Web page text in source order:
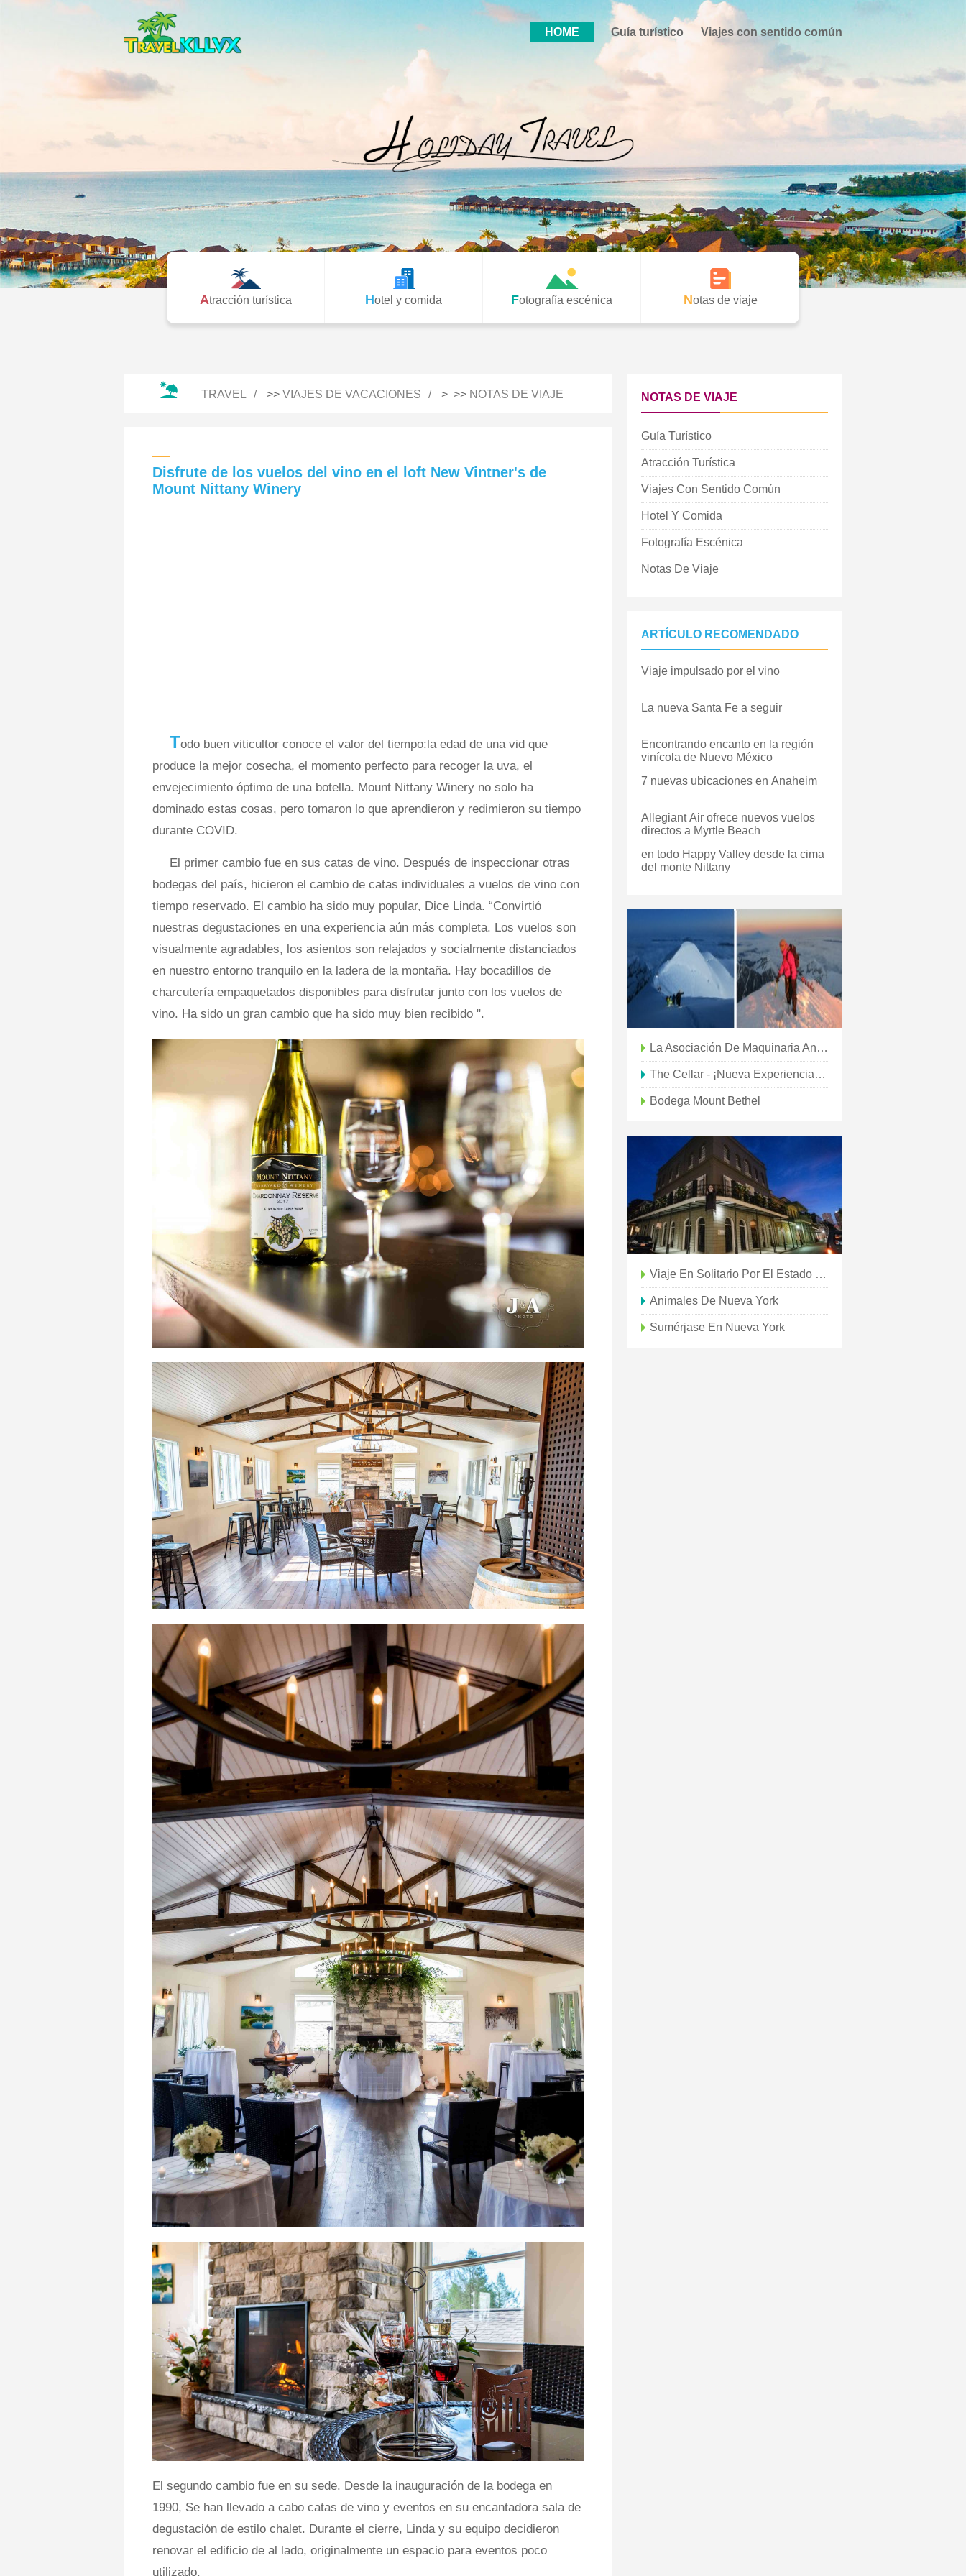
HOME Guía turístico Viajes con sentido común
Atracción turística Hotel y comida Fotografía escénica Notas de viaje
TRAVEL >> VIAJES DE VACACIONES > >> NOTAS DE VIAJE
Disfrute de los vuelos del vino en el loft New Vintner's de
Mount Nittany Winery
Todo buen viticultor conoce el valor del tiempo:la edad de una vid que
produce la mejor cosecha, el momento perfecto para recoger la uva, el
envejecimiento óptimo de una botella. Mount Nittany Winery no solo ha
dominado estas cosas, pero tomaron lo que aprendieron y redimieron su tiempo
durante COVID.
El primer cambio fue en sus catas de vino. Después de inspeccionar otras
bodegas del país, hicieron el cambio de catas individuales a vuelos de vino con
tiempo reservado. El cambio ha sido muy popular, Dice Linda. “Convirtió
nuestras degustaciones en una experiencia aún más completa. Los vuelos son
visualmente agradables, los asientos son relajados y socialmente distanciados
en nuestro entorno tranquilo en la ladera de la montaña. Hay bocadillos de
charcutería empaquetados disponibles para disfrutar junto con los vuelos de
vino. Ha sido un gran cambio que ha sido muy bien recibido ".
El segundo cambio fue en su sede. Desde la inauguración de la bodega en
1990, Se han llevado a cabo catas de vino y eventos en su encantadora sala de
degustación de estilo chalet. Durante el cierre, Linda y su equipo decidieron
renovar el edificio de al lado, originalmente un espacio para eventos poco
utilizado.
NOTAS DE VIAJE
Guía Turístico
Atracción Turística
Viajes Con Sentido Común
Hotel Y Comida
Fotografía Escénica
Notas De Viaje
ARTÍCULO RECOMENDADO
Viaje impulsado por el vino
La nueva Santa Fe a seguir
Encontrando encanto en la región
vinícola de Nuevo México
7 nuevas ubicaciones en Anaheim
Allegiant Air ofrece nuevos vuelos
directos a Myrtle Beach
en todo Happy Valley desde la cima
del monte Nittany
La Asociación De Maquinaria Antigua De Nittany
The Cellar - ¡Nueva Experiencia De Vinos En Lake Charles!
Bodega Mount Bethel
Viaje En Solitario Por El Estado De Nueva York
Animales De Nueva York
Sumérjase En Nueva York